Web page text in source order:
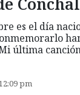
es el día
última
pm